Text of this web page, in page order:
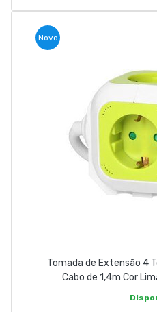
Novo
Tomada de Extensão 4
Cabo de 1,4m Cor